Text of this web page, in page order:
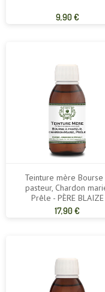
Prix
9,90 €
Teinture mère Bourse
pasteur, Chardon
Prêle - PÈRE BLAIZE
Prix
17,90 €